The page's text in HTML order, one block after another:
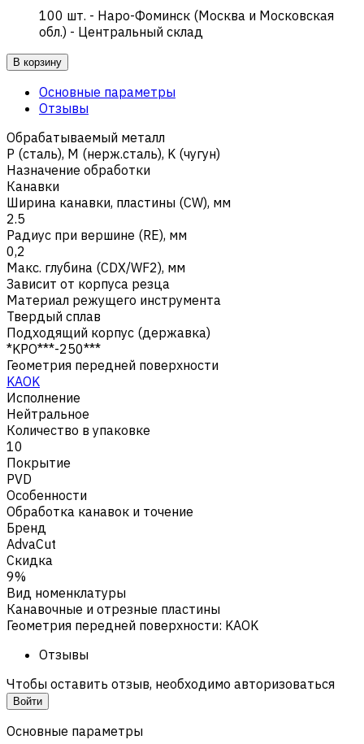
100 шт. - Наро-Фоминск (Москва и Московская
обл.) - Центральный склад
В корзину
Основные параметры
Отзывы
Обрабатываемый металл
Р (сталь), M (нерж.сталь), K (чугун)
Назначение обработки
Канавки
Ширина канавки, пластины (CW), мм
2.5
Радиус при вершине (RE), мм
0,2
Макс. глубина (CDX/WF2), мм
Зависит от корпуса резца
Материал режущего инструмента
Твердый сплав
Подходящий корпус (державка)
*KPO***-250***
Геометрия передней поверхности
KAOK
Исполнение
Нейтральное
Количество в упаковке
10
Покрытие
PVD
Особенности
Обработка канавок и точение
Бренд
AdvaCut
Скидка
9%
Вид номенклатуры
Канавочные и отрезные пластины
Геометрия передней поверхности: KAOK
Отзывы
Чтобы оставить отзыв, необходимо авторизоваться
Войти
Основные параметры